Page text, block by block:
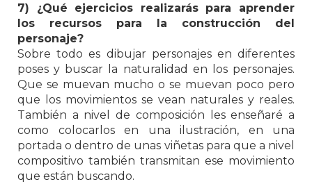
7) ¿Qué ejercicios realizarás para aprender
los recursos para la construcción del
personaje?
Sobre todo es dibujar personajes en diferentes
poses y buscar la naturalidad en los personajes.
Que se muevan mucho o se muevan poco pero
que los movimientos se vean naturales y reales.
También a nivel de composición les enseñaré a
como colocarlos en una ilustración, en una
portada o dentro de unas viñetas para que a nivel
compositivo también transmitan ese movimiento
que están buscando.